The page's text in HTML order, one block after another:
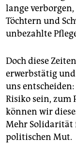
lange
Töchtern und
unbezahlte
Doch diese
erwerbstätig
uns
Risiko sein, zum
können wir
Mehr Solidarität
politischen Mut.